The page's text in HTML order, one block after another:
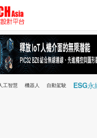
工智慧 機器人 自動駕駛 ESG永